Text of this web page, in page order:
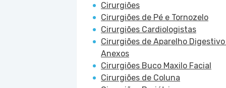
Cirurgiões
Cirurgiões de Pé e Tornozelo
Cirurgiões Cardiologistas
Cirurgiões de Aparelho
Anexos
Cirurgiões Buco Maxilo Facial
Cirurgiões de Coluna